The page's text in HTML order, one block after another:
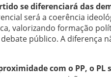
se diferenciará das
será a coerência
valorizando formação
público. A diferença
com o PP, o